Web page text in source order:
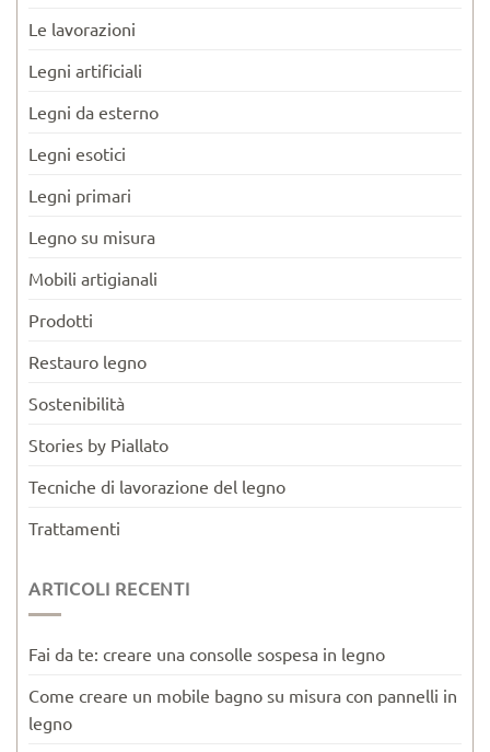
Le lavorazioni
Legni artificiali
Legni da esterno
Legni esotici
Legni primari
Legno su misura
Mobili artigianali
Prodotti
Restauro legno
Sostenibilità
Stories by Piallato
Tecniche di lavorazione del legno
Trattamenti
ARTICOLI RECENTI
Fai da te: creare una consolle sospesa in legno
Come creare un mobile bagno su misura con pannelli in
legno